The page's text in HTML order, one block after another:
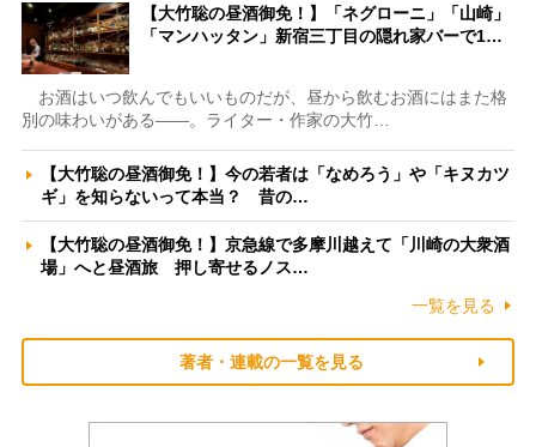
【大竹聡の昼酒御免！】「ネグローニ」「山崎」
「マンハッタン」新宿三丁目の隠れ家バーで1…
お酒はいつ飲んでもいいものだが、昼から飲むお酒にはまた格
別の味わいがある――。ライター・作家の大竹…
【大竹聡の昼酒御免！】今の若者は「なめろう」や「キヌカツ
ギ」を知らないって本当？ 昔の…
【大竹聡の昼酒御免！】京急線で多摩川越えて「川崎の大衆酒
場」へと昼酒旅 押し寄せるノス…
一覧を見る
著者・連載の一覧を見る